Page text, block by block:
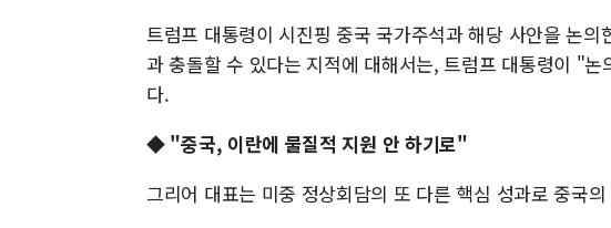
트럼프 대통령이 시진핑 중국 국가주석과 해당 사안을 논
과 충돌할 수 있다는 지적에 대해서는, 트럼프 대통령이 "
다.
◆ "중국, 이란에 물질적 지원 안 하기로"
그리어 대표는 미중 정상회담의 또 다른 핵심 성과로 중국